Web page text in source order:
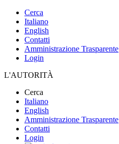
Cerca
Italiano
English
Contatti
Amministrazione Trasparente
Login
L'AUTORITÀ
Cerca
Italiano
English
Amministrazione Trasparente
Contatti
Login